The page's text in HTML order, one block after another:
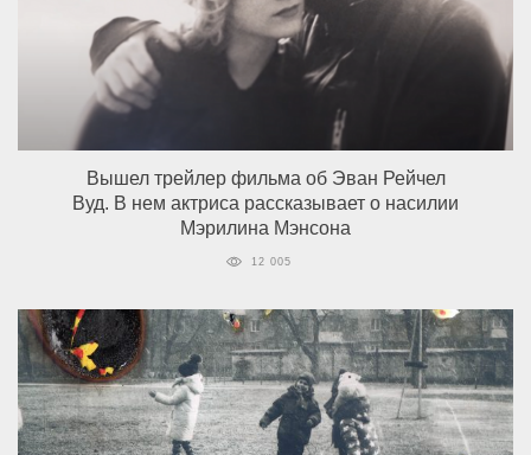
Вышел трейлер фильма об Эван Рейчел
Вуд. В нем актриса рассказывает о насилии
Мэрилина Мэнсона
12 005